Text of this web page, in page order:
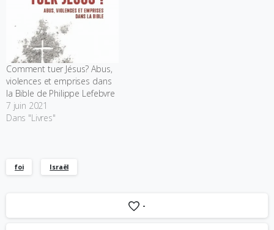
Comment tuer Jésus? Abus,
violences et emprises dans
la Bible de Philippe Lefebvre
7 juin 2021
Dans "Livres"
foi Israël
-